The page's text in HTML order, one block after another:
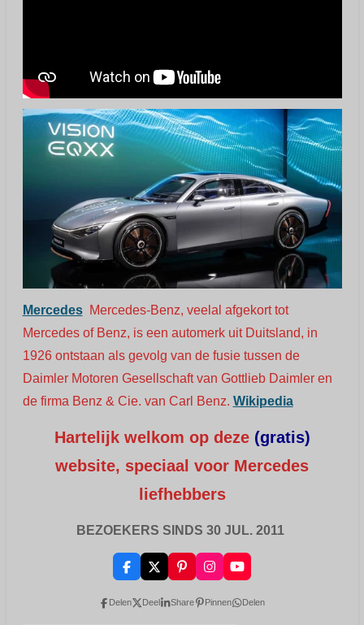
MercedesMercedes-Benz, veelal afgekort tot
Mercedes of Benz, is een automerk uit Duitsland, in
1926 ontstaan als gevolg van de fusie tussen de
Daimler Motoren Gesellschaft van Gottlieb Daimler en
de firma Benz & Cie. van Carl Benz. Wikipedia
Hartelijk welkom op deze (gratis)
website, speciaal voor Mercedes
liefhebbers
BEZOEKERS SINDS 30 JUL. 2011
F
a
e
X
P
i
t
I
n
t
Y
o
u
T
Delen Deel Share Pinnen Delen